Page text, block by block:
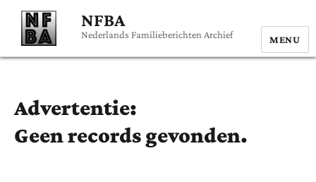
NFBA
Nederlands Familieberichten Archief MENU
Advertentie:
Geen records gevonden.